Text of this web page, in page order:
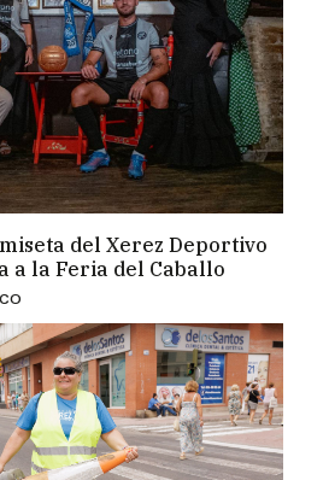
del Xerez Deportivo
a la Feria del Caballo